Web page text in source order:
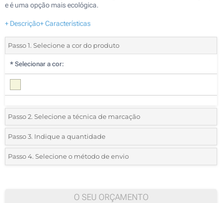
e é uma opção mais ecológica.
+ Descrição+ Características
Passo 1. Selecione a cor do produto
* Selecionar a cor:
Passo 2. Selecione a técnica de marcação
*Selecione o tipo de marcação e as cores do logotipo:
1 Cor (Num lado)
Passo 3. Indique a quantidade
*Quantidade mínima:25
Passo 4. Selecione o método de envio
O SEU ORÇAMENTO